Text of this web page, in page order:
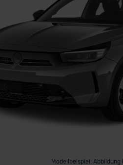
Modellbeispiel: